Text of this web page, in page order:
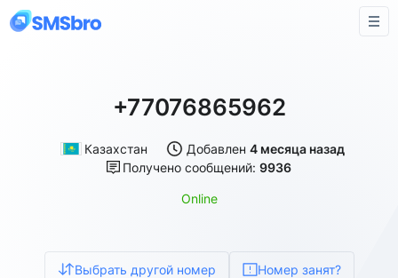
+77076865962
Казахстан Добавлен 4 месяца назад
Получено сообщений:9936
Online
Выбрать другой номер Номер занят?